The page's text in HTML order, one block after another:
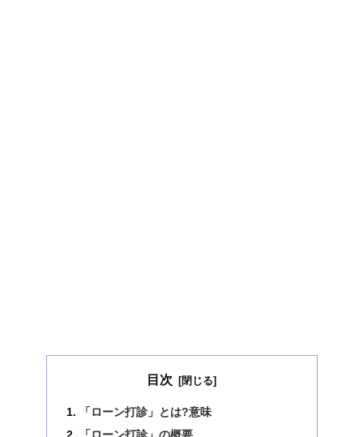
目次
「ローン打診」とは?意味